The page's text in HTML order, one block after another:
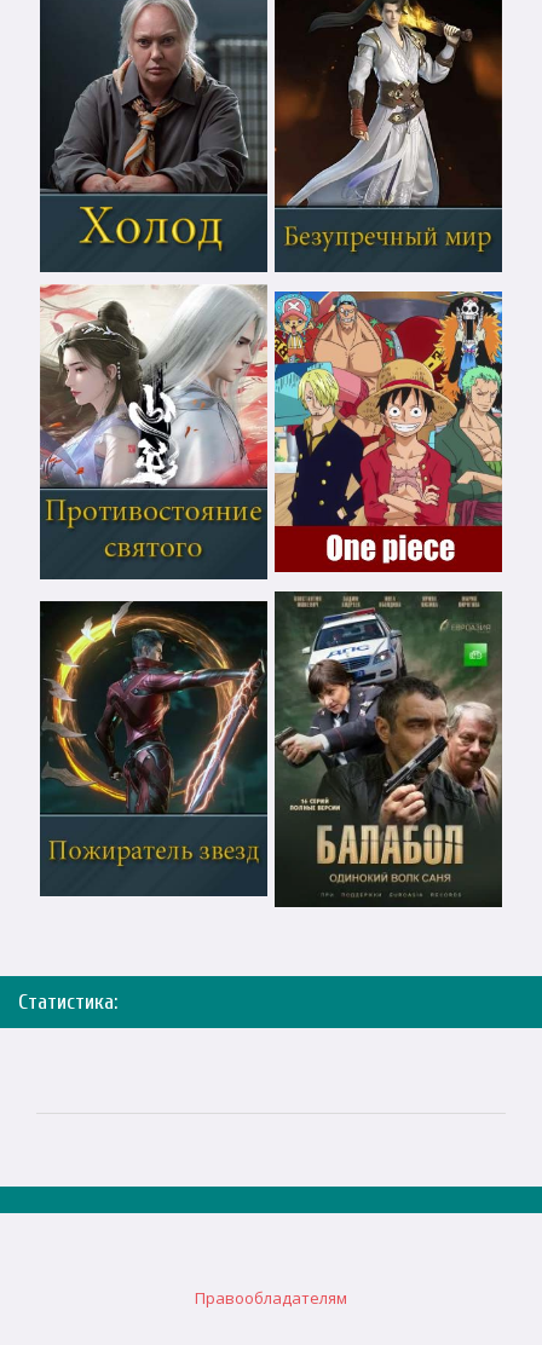
Статистика:
Правообладателям